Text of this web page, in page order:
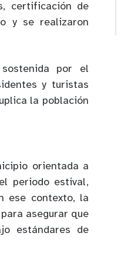
certificación de
y se realizaron
por el
y turistas
la población
orientada a
periodo estival,
ese contexto, la
asegurar que
estándares de